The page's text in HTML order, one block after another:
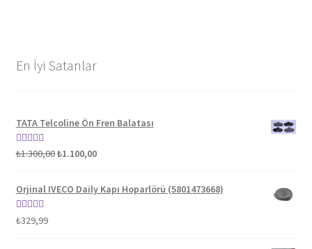
En İyi Satanlar
TATA Telcoline Ön Fren Balatası
5 üzerinden
₺1.300,00Orijinal
₺1.300,00.
₺1.100,00Şu
fiyat:
Orjinal IVECO Daily Kapı Hoparlörü (5801473668)
5 üzerinden
₺329,99